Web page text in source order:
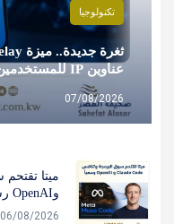
تكنولوجيا
عناوين IP للمستخدمين..
07/08/2026
وOpenAI رسميًا..
06/08/2026